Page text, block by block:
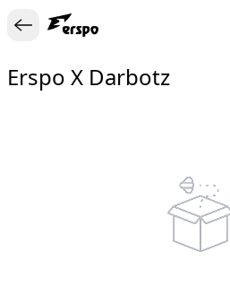
Erspo X Darbotz